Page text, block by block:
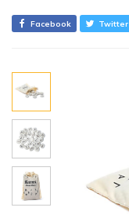
Facebook Twitter